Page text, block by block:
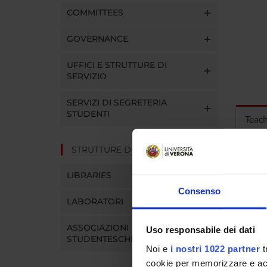
Consenso
Uso responsabile dei dati
Noi e i nostri 1022 partner
cookie per memorizzare e
COMMITTEES
GOVERNANCE
UFFICI E STRUTTURE DI
SERVIZIO
SERVIZI DI SEGRETERIA
STUDENTI
STRUTTURE DEL DIPARTIMENTO
LIBRARIES
LABORATORI
ASSOCIAZIONI
STUDENTESCHE
Click